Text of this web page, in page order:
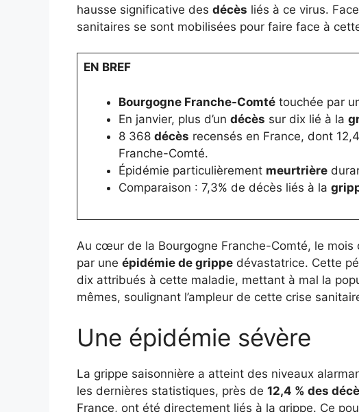
hausse significative des décès liés à ce virus.
sanitaires se sont mobilisées pour faire face à
EN BREF
Bourgogne Franche-Comtétouchée par
En janvier, plus d’un décès sur dix lié à la
8 368 décès recensés en France, dont
Franche-Comté.
Épidémie particulièrement meurtrière
Comparaison : 7,3% de décès liés à la
Au cœur de la Bourgogne Franche-Comté, le
par une épidémie de grippe dévastatrice. Cette
dix attribués à cette maladie, mettant à mal la
mêmes, soulignant l’ampleur de cette crise
Une épidémie sévère
La grippe saisonnière a atteint des niveaux
les dernières statistiques, près de 12,4 % des
France, ont été directement liés à la grippe. Ce